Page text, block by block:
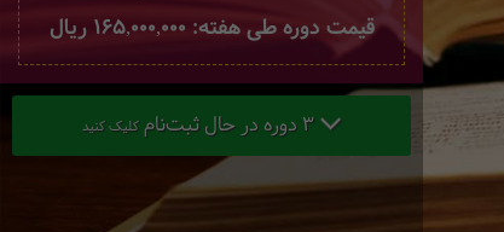
قیمت دوره طی هفته: 165,000,000 ریال
3 دوره در حال ثبت‌نام کلیک کنید